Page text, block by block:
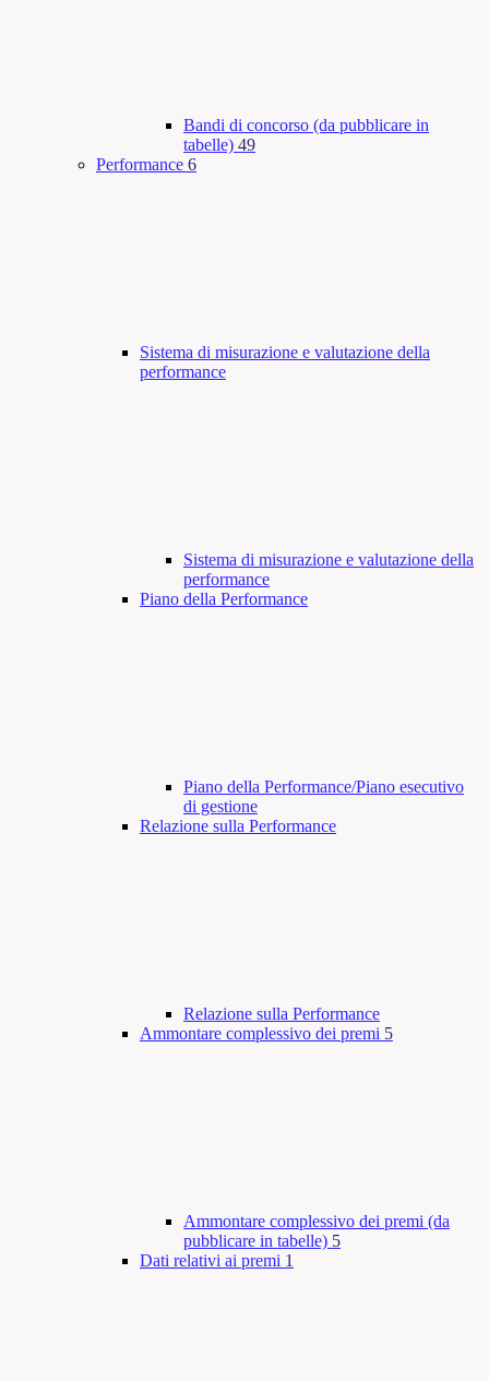
Bandi di concorso (da pubblicare in
tabelle) 49
Performance 6
Sistema di misurazione e valutazione della
performance
Sistema di misurazione e valutazione della
performance
Piano della Performance
Piano della Performance/Piano esecutivo
di gestione
Relazione sulla Performance
Relazione sulla Performance
Ammontare complessivo dei premi 5
Ammontare complessivo dei premi (da
pubblicare in tabelle) 5
Dati relativi ai premi 1